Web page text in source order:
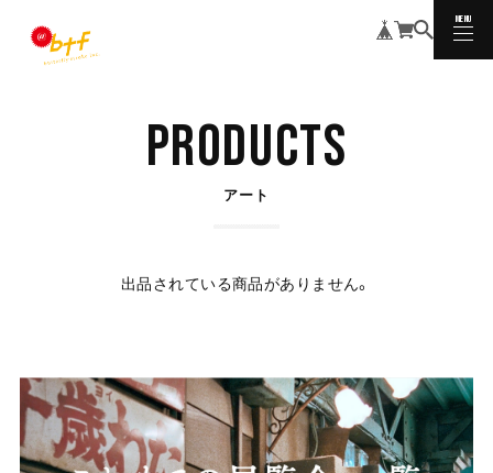
MENU
CLOSE
PRODUCTS
アート
出品されている商品がありません。